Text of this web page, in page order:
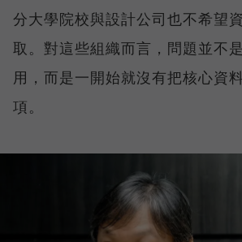
分大學院校與設計公司也不希望
取。對這些組織而言，問題並不
用，而是一開始就沒有把核心資
項。